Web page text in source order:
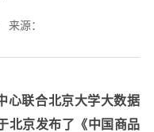
来源：
心联合北京大学大数据
北京发布了《中国商品